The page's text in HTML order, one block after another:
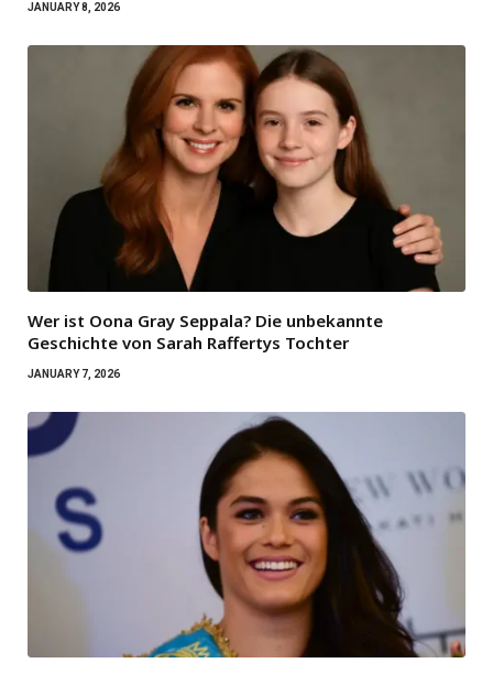
JANUARY 8, 2026
Wer ist Oona Gray Seppala? Die unbekannte
Geschichte von Sarah Raffertys Tochter
JANUARY 7, 2026